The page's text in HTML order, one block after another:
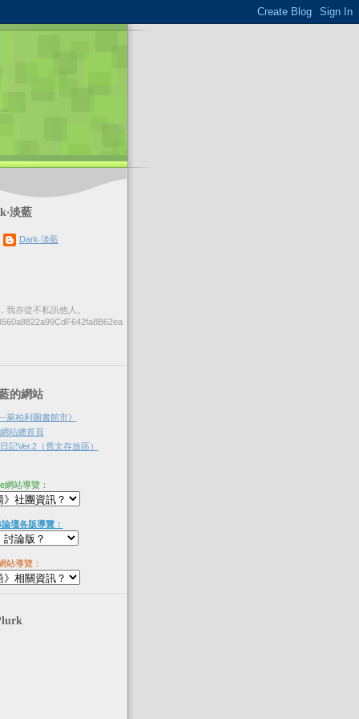
淡藍
Dark‧淡藍
我亦從不私訊他人。
的網站
萊柏利圖書館市》
站總首頁
記Ver.2（舊文存放區）
網站導覽：
壇各版導覽：
站導覽：